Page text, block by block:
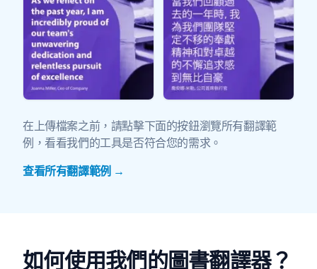
在上傳檔案之前，請點擊下面的按鈕瀏覽所有翻譯範
例，看看我們的工具是否符合您的需求。
查看所有翻譯範例 →
如何使用我們的圖書翻譯器？